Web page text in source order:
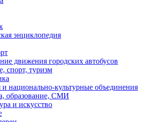
энциклопедия
движения городских автобусов
спорт, туризм
и национально-культурные объединения
образование, СМИ
и искусство